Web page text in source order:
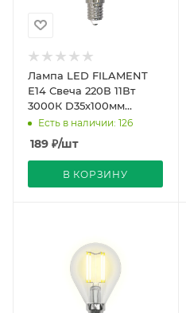
Лампа LED FILAMENT
Е14 Свеча 220В 11Вт
3000К D35х100мм
Прозрачная колба 320º
900Лм Sky Uniel
Есть в наличии: 126
189 ₽/шт
В КОРЗИНУ